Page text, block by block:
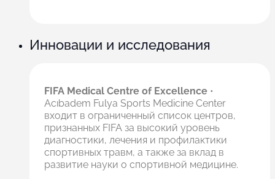
Инновации и исследования
FIFA Medical Centre of Excellence •
Acıbadem Fulya Sports Medicine Center
входит в ограниченный список центров,
признанных FIFA за высокий уровень
диагностики, лечения и профилактики
спортивных травм, а также за вклад в
развитие науки о спортивной медицине.